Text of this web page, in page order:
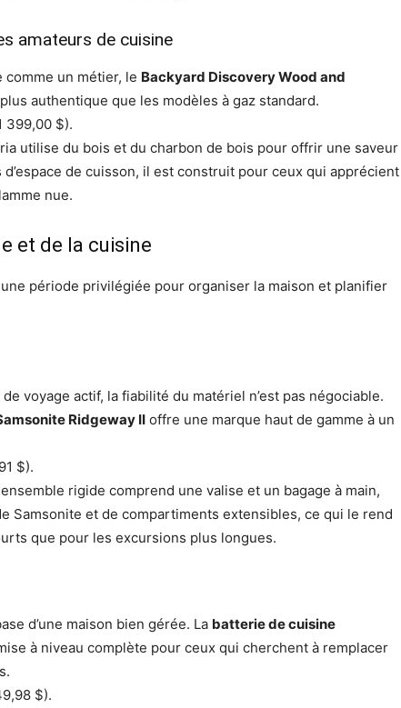
amateurs de cuisine
un métier, le Backyard Discovery Wood and
authentique que les modèles à gaz standard.
399,00 $).
utilise du bois et du charbon de bois pour offrir une saveur
de cuisson, il est construit pour ceux qui apprécient
nue.
et de la cuisine
période privilégiée pour organiser la maison et planifier
voyage actif, la fiabilité du matériel n’est pas négociable.
Ridgeway II offre une marque haut de gamme à un
$).
rigide comprend une valise et un bagage à main,
Samsonite et de compartiments extensibles, ce qui le rend
que pour les excursions plus longues.
d’une maison bien gérée. La batterie de cuisine
à niveau complète pour ceux qui cherchent à remplacer
$).